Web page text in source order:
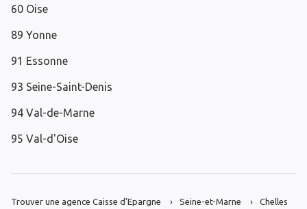
60 Oise
89 Yonne
91 Essonne
93 Seine-Saint-Denis
94 Val-de-Marne
95 Val-d'Oise
Trouver une agence Caisse d’Epargne Seine-et-Marne Chelles